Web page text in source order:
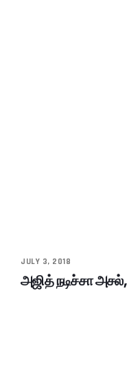
JULY 3, 2018
அஜித் நடிச்சா அசல்,